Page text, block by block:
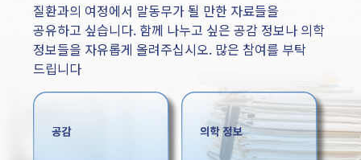
질환과의 여정에서 말동무가 될 만한 자료들을
공유하고 싶습니다. 함께 나누고 싶은 공감 정보나 의학
정보들을 자유롭게 올려주십시오. 많은 참여를 부탁
드립니다